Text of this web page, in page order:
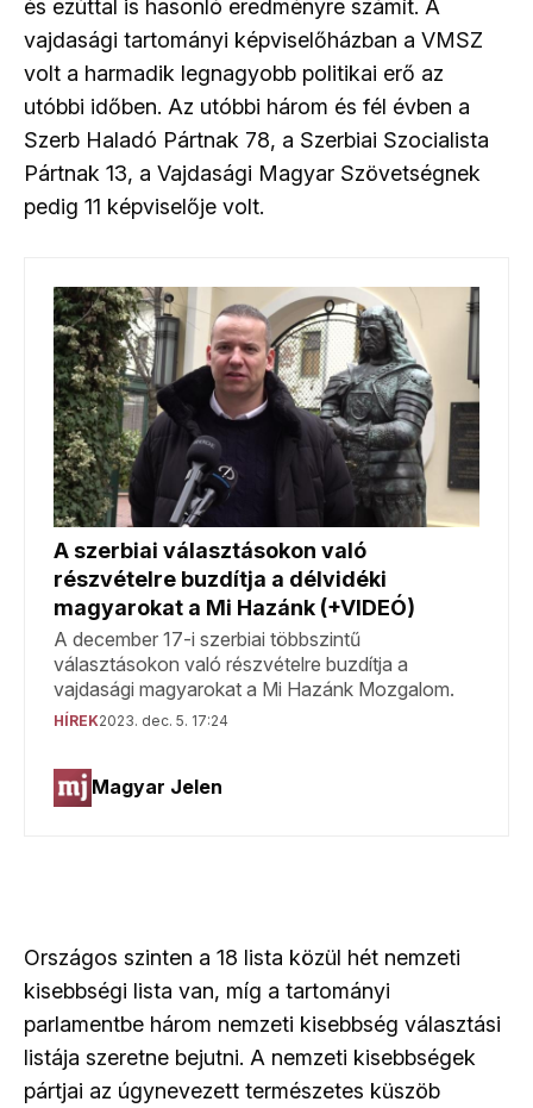
és ezúttal is hasonló eredményre számít. A
vajdasági tartományi képviselőházban a VMSZ
volt a harmadik legnagyobb politikai erő az
utóbbi időben. Az utóbbi három és fél évben a
Szerb Haladó Pártnak 78, a Szerbiai Szocialista
Pártnak 13, a Vajdasági Magyar Szövetségnek
pedig 11 képviselője volt.
Országos szinten a 18 lista közül hét nemzeti
kisebbségi lista van, míg a tartományi
parlamentbe három nemzeti kisebbség választási
listája szeretne bejutni. A nemzeti kisebbségek
pártjai az úgynevezett természetes küszöb